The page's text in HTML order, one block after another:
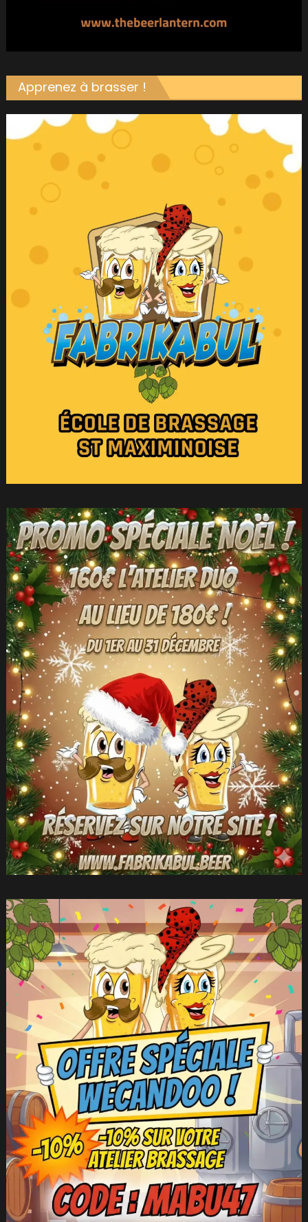
Apprenez à brasser !